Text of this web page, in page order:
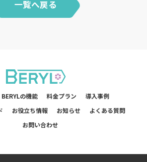
一覧へ戻る
BERYLの機能 料金プラン
導入事例
お役立ち情報 お知らせ
よくある質問
お問い合わせ